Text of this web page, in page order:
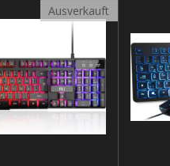
Ausverkauft